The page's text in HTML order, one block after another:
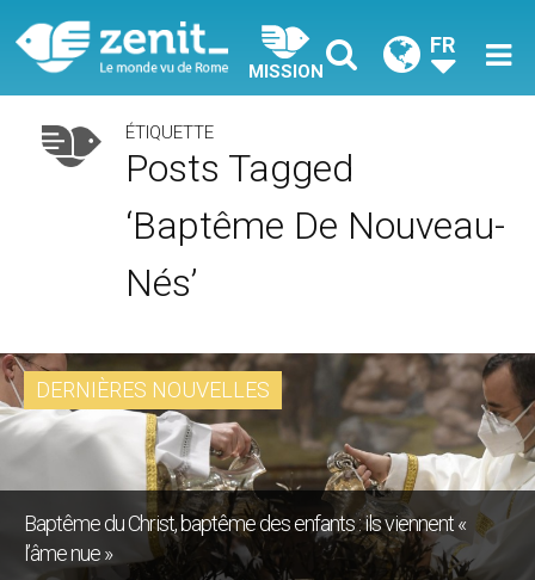
MISSION
FR
ÉTIQUETTE
Posts Tagged
‘baptême De Nouveau-
Nés’
DERNIÈRES NOUVELLES
Baptême du Christ, baptême des enfants : ils viennent «
l’âme nue »